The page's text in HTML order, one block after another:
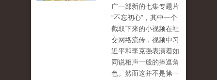
广一部新的七集专题片
“不忘初心”，其中一个
截取下来的小视频在社
交网络流传，视频中习
近平和李克强表演着如
同说相声一般的捧逗角
色。然而这并不是第一